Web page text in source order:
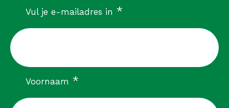
Vul je e-mailadres in *verplicht
Voornaam *verplicht